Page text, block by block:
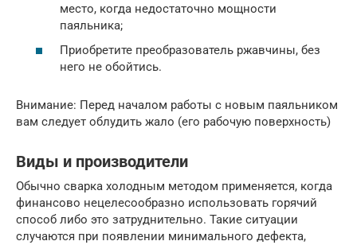
место, когда недостаточно мощности
паяльника;
Приобретите преобразователь ржавчины, без
него не обойтись.
Внимание: Перед началом работы с новым паяльником
вам следует облудить жало (его рабочую поверхность)
Виды и производители
Обычно сварка холодным методом применяется, когда
финансово нецелесообразно использовать горячий
способ либо это затруднительно. Такие ситуации
случаются при появлении минимального дефекта,